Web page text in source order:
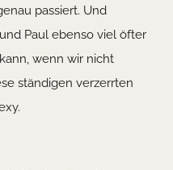
passiert. Und
Paul ebenso viel öfter
wenn wir nicht
ständigen verzerrten